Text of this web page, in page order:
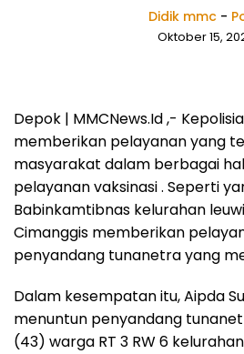
Didik mmc -
Oktober 15,
Depok | MMCNews.Id ,-
memberikan pelayanan yang
masyarakat dalam berbagai
pelayanan vaksinasi . Seperti
Babinkamtibnas kelurahan
Cimanggis memberikan
penyandang tunanetra yang
Dalam kesempatan itu, Aipda
menuntun penyandang
(43) warga RT 3 RW 6